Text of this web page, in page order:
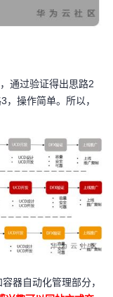
通过验证得出思路2
操作简单。所以，
器自动化管理部分，